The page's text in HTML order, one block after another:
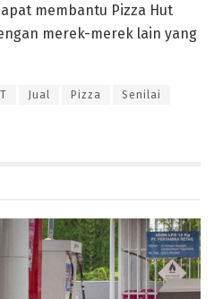
membantu Pizza Hut
merek-merek lain yang
Jual Pizza Senilai